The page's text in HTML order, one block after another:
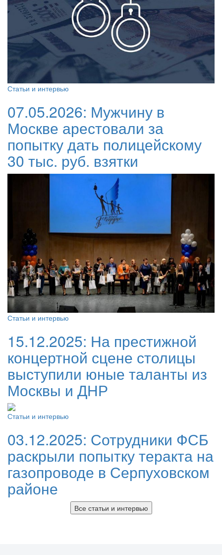
Статьи и интервью
07.05.2026: Мужчину в
Москве арестовали за
попытку дать полицейскому
30 тыс. руб. взятки
Статьи и интервью
15.12.2025: На престижной
концертной сцене столицы
выступили юные таланты из
Москвы и ДНР
Статьи и интервью
03.12.2025: Сотрудники ФСБ
раскрыли попытку теракта на
газопроводе в Серпуховском
районе
Все статьи и интервью